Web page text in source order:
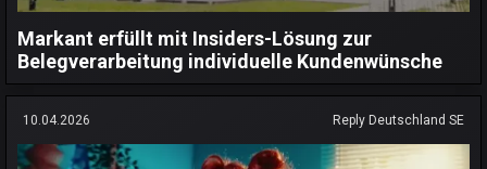
Markant erfüllt mit Insiders-Lösung zur
Belegverarbeitung individuelle Kundenwünsche
10.04.2026 Reply Deutschland SE